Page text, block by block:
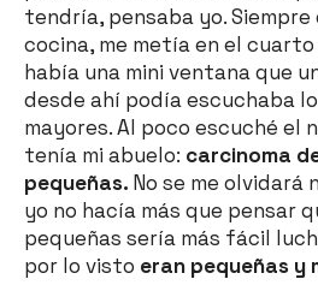
tendría, pensaba yo. Siempre
cocina, me metía en el
había una mini ventana que
desde ahí podía escuchaba
mayores. Al poco escuché el
tenía mi abuelo: carcinoma
pequeñas. No se me olvidará
yo no hacía más que pensar
pequeñas sería más fácil
por lo visto eran pequeñas y